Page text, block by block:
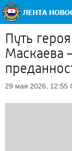
Путь
Маскаева
29 мая 2026, 12:55